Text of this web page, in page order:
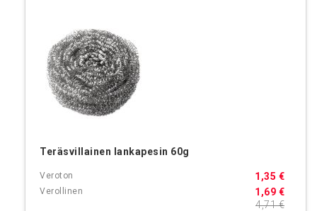
Teräsvillainen lankapesin 60g
1,69 €
1,35 €
4,71 €